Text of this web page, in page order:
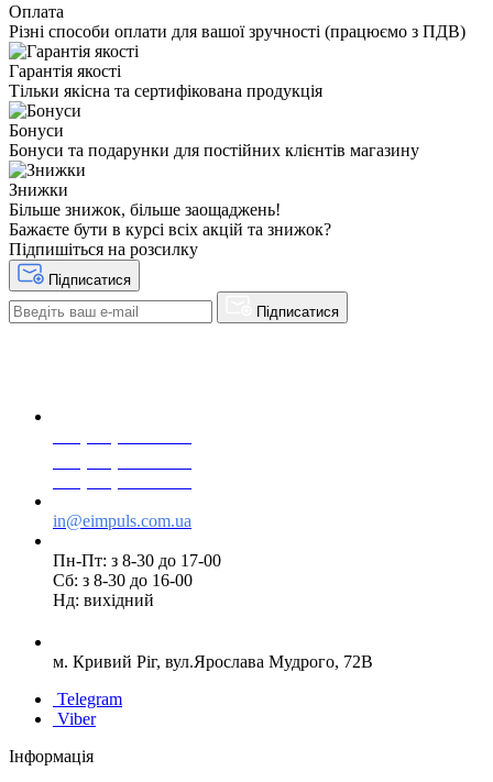
Оплата
Різні способи оплати для вашої зручності (працюємо з ПДВ)
Гарантія якості
Тільки якісна та сертифікована продукція
Бонуси
Бонуси та подарунки для постійних клієнтів магазину
Знижки
Більше знижок, більше заощаджень!
Бажаєте бути в курсі всіх акцій та знижок?
Підпишіться на розсилку
Підписатися
Підписатися
in@eimpuls.com.ua
Пн-Пт: з 8-30 до 17-00
Сб: з 8-30 до 16-00
Нд: вихідний
м. Кривий Ріг, вул.Ярослава Мудрого, 72В
Telegram
Viber
Інформація